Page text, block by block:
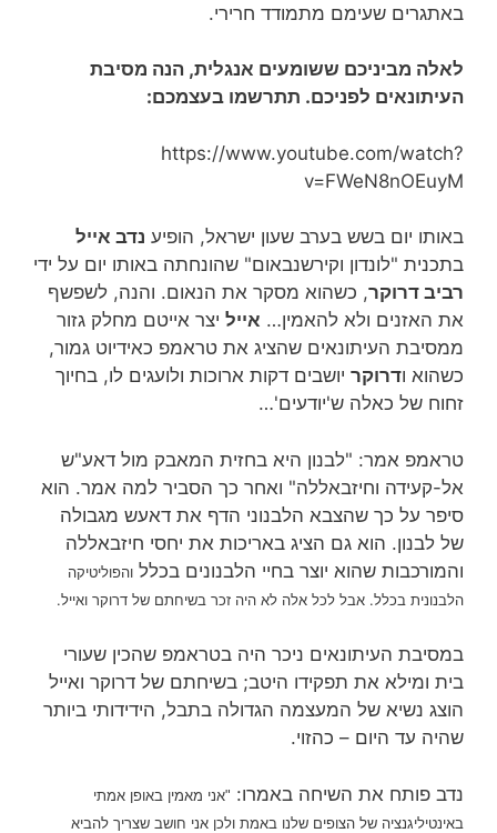
באתגרים שעימם מתמודד חרירי.
לאלה מביניכם ששומעים אנגלית, הנה מסיבת
העיתונאים לפניכם. תתרשמו בעצמכם:
https://www.youtube.com/watch?
v=FWeN8nOEuyM
באותו יום בשש בערב שעון ישראל, הופיע נדב אייל
בתכנית "לונדון וקירשנבאום" שהונחתה באותו יום על ידי
רביב דרוקר, כשהוא מסקר את הנאום. והנה, לשפשף
את האזנים ולא להאמין… אייל יצר אייטם מחלק גזור
ממסיבת העיתונאים שהציג את טראמפ כאידיוט גמור,
כשהוא ודרוקר יושבים דקות ארוכות ולועגים לו, בחיוך
זחוח של כאלה ש'יודעים'…
טראמפ אמר: "לבנון היא בחזית המאבק מול דאע"ש
אל-קעידה וחיזבאללה" ואחר כך הסביר למה אמר. הוא
סיפר על כך שהצבא הלבנוני הדף את דאעש מגבולה
של לבנון. הוא גם הציג באריכות את יחסי חיזבאללה
והמורכבות שהוא יוצר בחיי הלבנונים בכלל והפוליטיקה
הלבנונית בכלל. אבל לכל אלה לא היה זכר בשיחתם של דרוקר ואייל.
במסיבת העיתונאים ניכר היה בטראמפ שהכין שעורי
בית ומילא את תפקידו היטב; בשיחתם של דרוקר ואייל
הוצג נשיא של המעצמה הגדולה בתבל, הידידותי ביותר
שהיה עד היום – כהזוי.
נדב פותח את השיחה באמרו: "אני מאמין באופן אמתי
באינטיליגנציה של הצופים שלנו באמת ולכן אני חושב שצריך להביא